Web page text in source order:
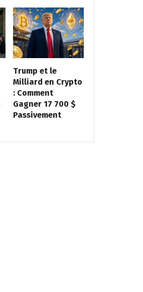
Trump et le
Milliard en Crypto
: Comment
Gagner 17 700 $
Passivement